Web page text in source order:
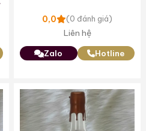
0,0 (0 đánh giá)
Liên hệ
Zalo Hotline